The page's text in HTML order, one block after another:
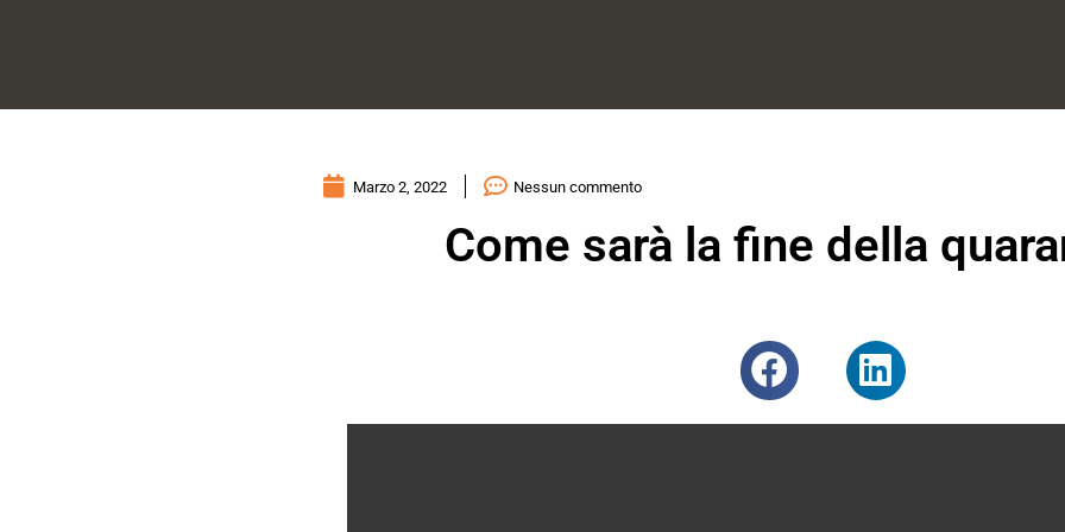
Marzo 2, 2022 Nessun commento
Come sarà la fine della